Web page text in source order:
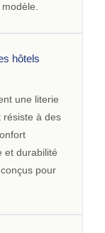
hôtels
une literie
résiste à des
et durabilité
pour